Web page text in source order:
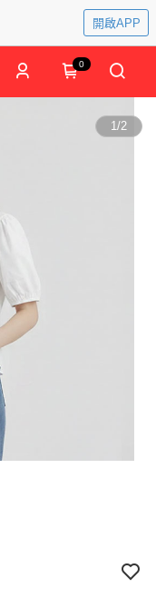
開啟APP
0
1/2